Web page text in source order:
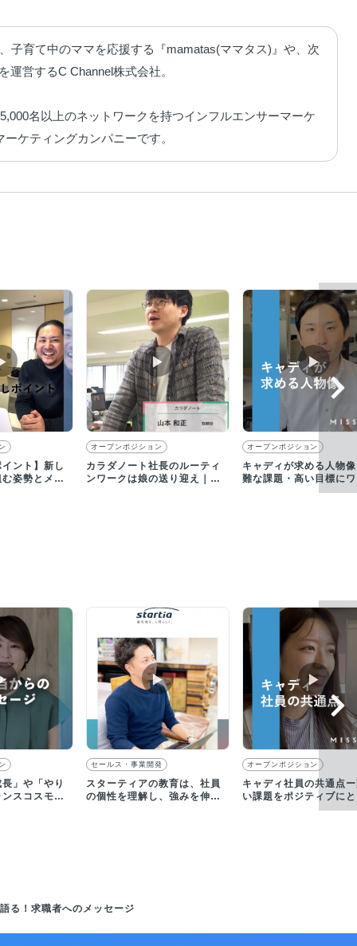
子育て中のママを応援する『mamatas(ママタス)』や、次
営するC Channel株式会社。
名以上のネットワークを持つインフルエンサーマーケ
ケティングカンパニーです。
ント】新し
姿勢とメン
▶︎
オープンポジション
カラダノート社長のルーティ
ンワークは娘の送り迎え｜採
▶︎
オープンポジション
キャディが求める人物
難な課題・高い目標に
クする挑戦者求む！
」や「やり
スコスモス
▶︎
セールス・事業開発
スターティアの教育は、社員
の個性を理解し、強みを伸ば
▶︎
オープンポジション
キャディ社員の共通点
い課題をポジティブに
え、泥臭く現場に入り
る！求職者へのメッセージ